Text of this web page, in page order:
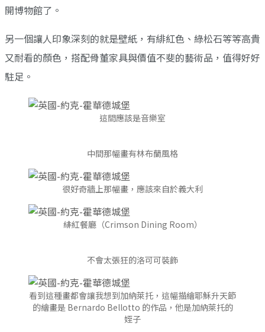
開博物館了。
另一個讓人印象深刻的就是壁紙，有緋紅色、綠松石等等高貴
又耐看的顏色，搭配骨董家具與價值不斐的藝術品，值得好好
駐足。
這間應該是音樂室
中間那幅畫有林布蘭風格
很好奇牆上那幅畫，應該來自於義大利
緋紅餐廳（Crimson Dining Room）
不會太張狂的洛可可裝飾
看到這種畫都會讓我想到加納萊托，這幅描繪耶穌升天節
的繪畫是 Bernardo Bellotto 的作品，他是加納萊托的
姪子